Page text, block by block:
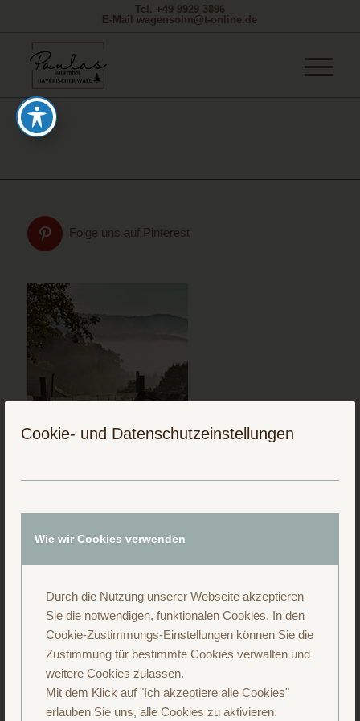
Cookie- und Datenschutzeinstellungen
Wie wir Cookies verwenden
Durch die Nutzung unserer Webseite akzeptieren
Sie die notwendigen, funktionalen Cookies. In den
Cookie-Zustimmungs-Einstellungen können Sie die
Zustimmung für bestimmte Cookies verwalten und
weitere Cookies zulassen.
Mit dem Klick auf "Ich akzeptiere alle Cookies"
erlauben Sie uns, alle Cookies zu aktivieren.
Tel. +49 9929 3896
E-Mail wagensohn@t-online.de
Folge uns auf Pinterest